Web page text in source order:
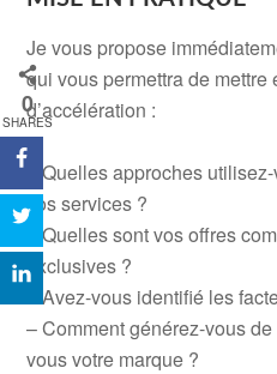
Je vous propose
qui vous permettra de
d’accélération :
.
– Quelles approches
vos services ?
– Quelles sont vos offres
exclusives ?
– Avez-vous identifié les
– Comment générez-vous
vous votre marque ?
0
SHARES